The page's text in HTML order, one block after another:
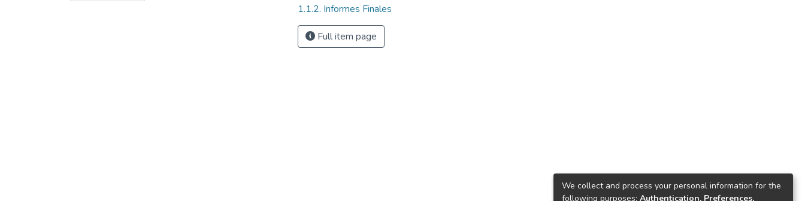
1.1.2. Informes Finales
Full item page
We collect and process your personal information for the
following purposes: Authentication, Preferences,